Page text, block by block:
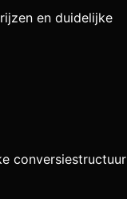
en duidelijke
conversiestructuur